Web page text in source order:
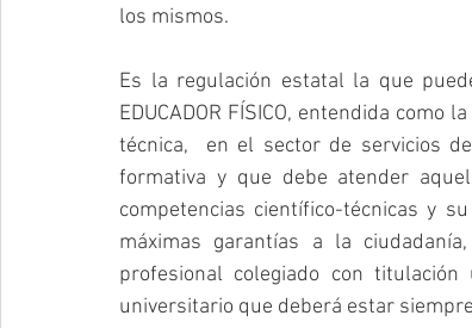
los mismos.
Es la regulación estatal la que
EDUCADOR FÍSICO, entendida
técnica,  en el sector de servicios
formativa y que debe atender
competencias científico-técnicas y
máximas garantías a la
profesional colegiado con
universitario que deberá estar